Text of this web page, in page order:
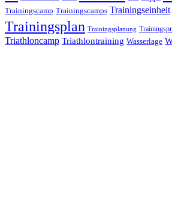
Trainingscamp Trainingscamps Trainingseinheit
Trainingsplan Trainingsplanung
Triathloncamp Triathlontraining Wasserlage